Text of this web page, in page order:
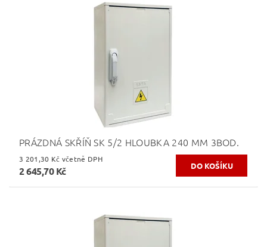
PRÁZDNÁ SKŘÍŇ SK 5/2 HLOUBKA 240 MM 3BOD.
3 201,30 Kč včetně DPH
2 645,70 Kč